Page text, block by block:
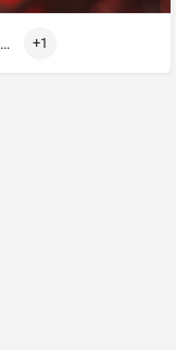
Hora de check-in: 15.00 Hora do verificação: 13.00 +1